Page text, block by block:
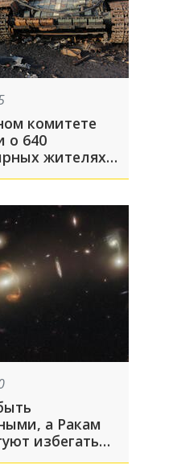
комитете
о 640
жителях в
после атак
а Ракам
избегать